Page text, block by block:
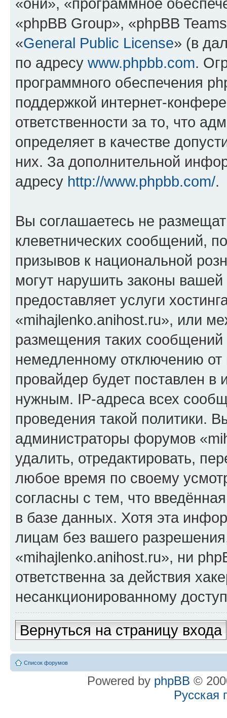
«phpBB Group», «phpBB
«General Public License» (в
по адресу www.phpbb.com.
программного обеспечения
поддержкой интернет-
ответственности за то, что
определяет в качестве
них. За дополнительной
адресу http://www.phpbb.com/.
Вы соглашаетесь не
клеветнических сообщений,
призывов к национальной
могут нарушить законы
предоставляет услуги
«mihajlenko.anihost.ru», или
размещения таких
немедленному отключению
провайдер будет поставлен в
нужным. IP-адреса всех
проведения такой политики.
администраторы форумов
удалить, отредактировать,
любое время по своему
согласны с тем, что
в базе данных. Хотя эта
лицам без вашего
«mihajlenko.anihost.ru», ни
ответственна за действия
несанкционированному
Вернуться на страницу входа
Список форумов
Powered by phpBB ©
Русская